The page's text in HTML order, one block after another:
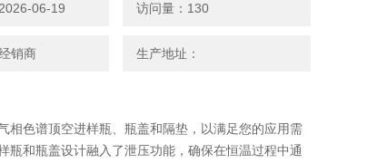
06-19 访问量：130
销商 生产地址：
相色谱顶空进样瓶、瓶盖和隔垫，以满足您的应用需
瓶和瓶盖设计融入了泄压功能，确保在恒温过程中通